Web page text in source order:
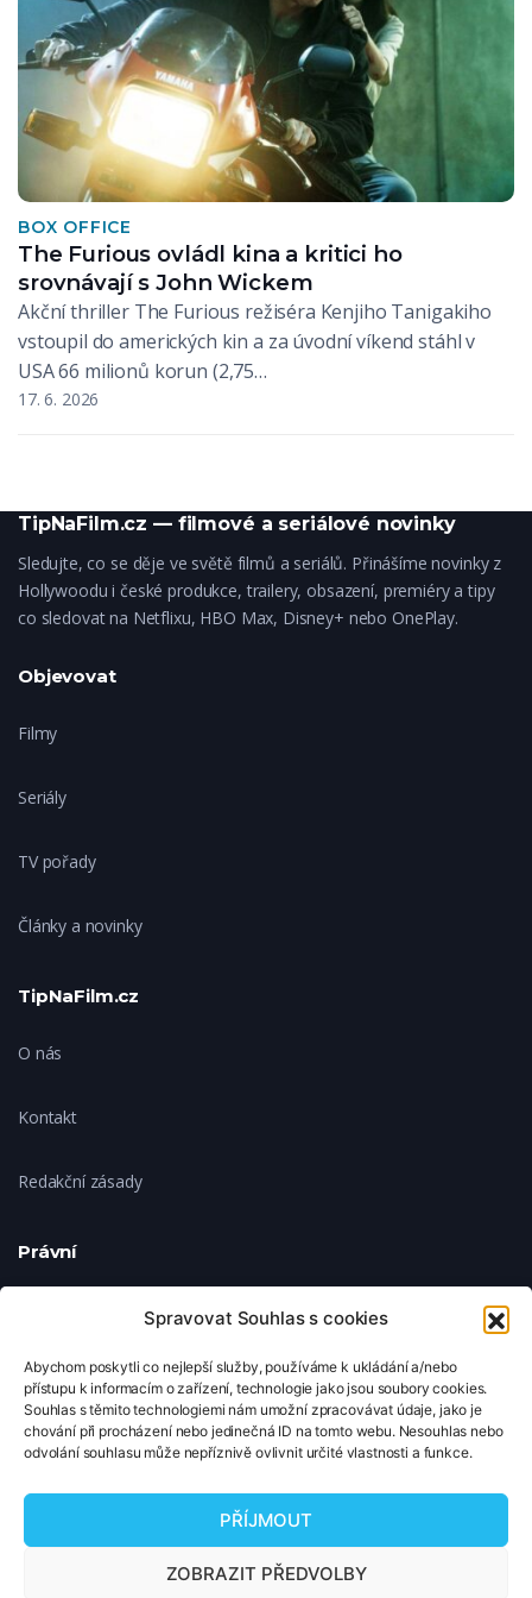
Spravovat Souhlas s cookies
Abychom poskytli co nejlepší služby, používáme k ukládání a/nebo
přístupu k informacím o zařízení, technologie jako jsou soubory cookies.
Souhlas s těmito technologiemi nám umožní zpracovávat údaje, jako je
chování při procházení nebo jedinečná ID na tomto webu. Nesouhlas nebo
odvolání souhlasu může nepříznivě ovlivnit určité vlastnosti a funkce.
PŘÍJMOUT
ZOBRAZIT PŘEDVOLBY
BOX OFFICE
The Furious ovládl kina a kritici ho
srovnávají s John Wickem
Akční thriller The Furious režiséra Kenjiho Tanigakiho
vstoupil do amerických kin a za úvodní víkend stáhl v
USA 66 milionů korun (2,75…
17. 6. 2026
TipNaFilm.cz — filmové a seriálové novinky
Sledujte, co se děje ve světě filmů a seriálů. Přinášíme novinky z
Hollywoodu i české produkce, trailery, obsazení, premiéry a tipy
co sledovat na Netflixu, HBO Max, Disney+ nebo OnePlay.
Objevovat
Filmy
Seriály
TV pořady
Články a novinky
TipNaFilm.cz
O nás
Kontakt
Redakční zásady
Právní
Ochrana soukromí
Zásady cookies
Nastavení cookies
© 2026 TipNaFilm.cz. Všechna práva vyhrazena.
Copyright © 2026 TipNaFilm.cz. Všechna práva vyhrazena.